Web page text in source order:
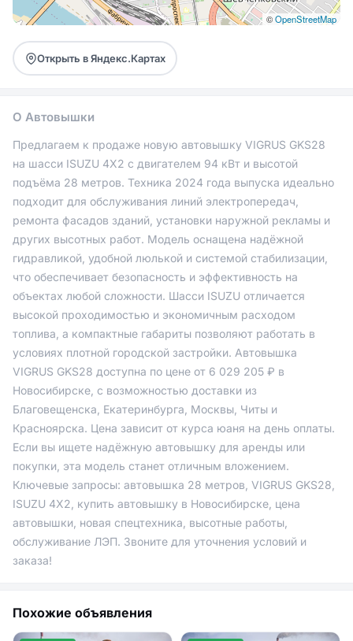
©OpenStreetMap
Открыть в Яндекс.Картах
О Автовышки
Предлагаем к продаже новую автовышку VIGRUS GKS28
на шасси ISUZU 4Х2 с двигателем 94 кВт и высотой
подъёма 28 метров. Техника 2024 года выпуска идеально
подходит для обслуживания линий электропередач,
ремонта фасадов зданий, установки наружной рекламы и
других высотных работ. Модель оснащена надёжной
гидравликой, удобной люлькой и системой стабилизации,
что обеспечивает безопасность и эффективность на
объектах любой сложности. Шасси ISUZU отличается
высокой проходимостью и экономичным расходом
топлива, а компактные габариты позволяют работать в
условиях плотной городской застройки. Автовышка
VIGRUS GKS28 доступна по цене от 6 029 205 ₽ в
Новосибирске, с возможностью доставки из
Благовещенска, Екатеринбурга, Москвы, Читы и
Красноярска. Цена зависит от курса юаня на день оплаты.
Если вы ищете надёжную автовышку для аренды или
покупки, эта модель станет отличным вложением.
Ключевые запросы: автовышка 28 метров, VIGRUS GKS28,
ISUZU 4Х2, купить автовышку в Новосибирске, цена
автовышки, новая спецтехника, высотные работы,
обслуживание ЛЭП. Звоните для уточнения условий и
заказа!
Похожие объявления